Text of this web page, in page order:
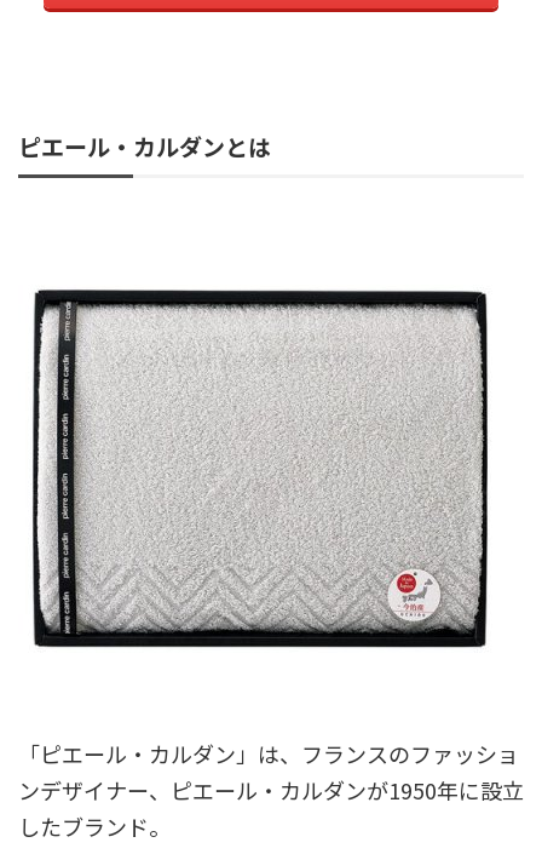
ピエール・カルダンとは
「ピエール・カルダン」は、フランスのファッショ
ンデザイナー、ピエール・カルダンが1950年に設立
したブランド。